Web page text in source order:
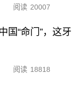
阅读 20007
国“命门”，这牙
阅读 18818